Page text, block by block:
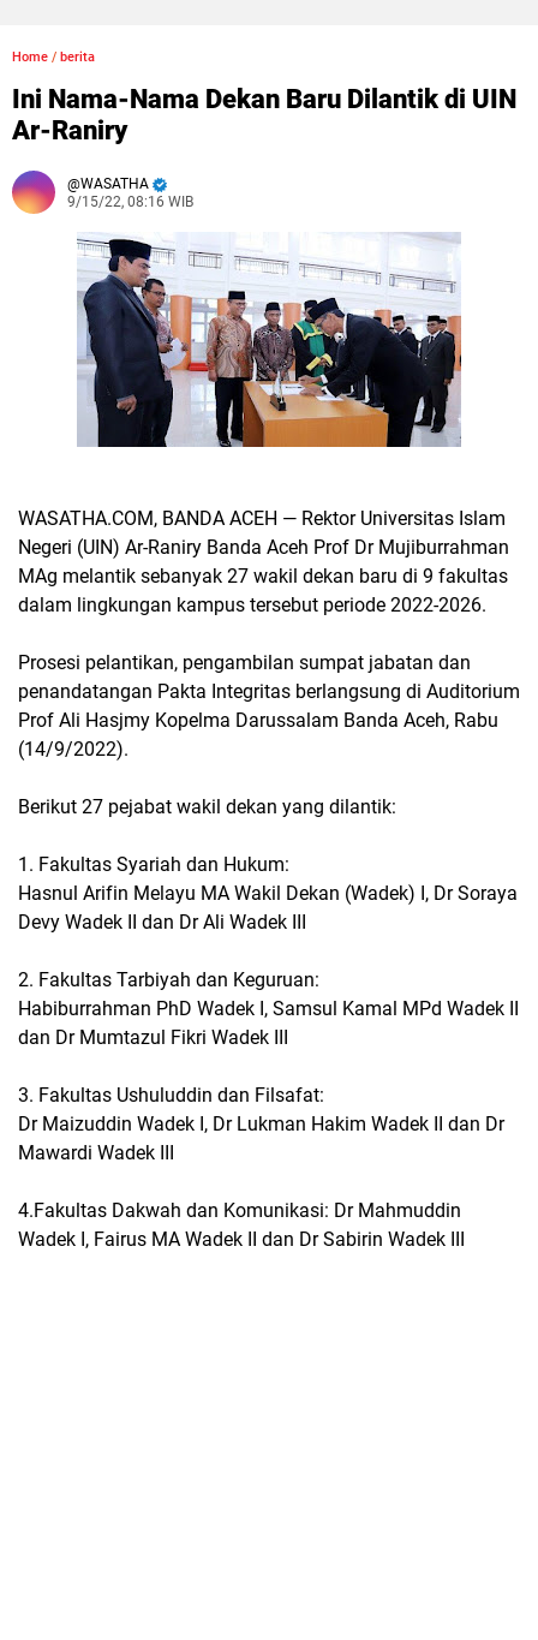
Home / berita
Ini Nama-Nama Dekan Baru Dilantik di UIN
Ar-Raniry
WASATHA
9/15/22, 08:16 WIB
WASATHA.COM, BANDA ACEH — Rektor Universitas Islam
Negeri (UIN) Ar-Raniry Banda Aceh Prof Dr Mujiburrahman
MAg melantik sebanyak 27 wakil dekan baru di 9 fakultas
dalam lingkungan kampus tersebut periode 2022-2026.
Prosesi pelantikan, pengambilan sumpat jabatan dan
penandatangan Pakta Integritas berlangsung di Auditorium
Prof Ali Hasjmy Kopelma Darussalam Banda Aceh, Rabu
(14/9/2022).
Berikut 27 pejabat wakil dekan yang dilantik:
1. Fakultas Syariah dan Hukum:
Hasnul Arifin Melayu MA Wakil Dekan (Wadek) I, Dr Soraya
Devy Wadek II dan Dr Ali Wadek III
2. Fakultas Tarbiyah dan Keguruan:
Habiburrahman PhD Wadek I, Samsul Kamal MPd Wadek II
dan Dr Mumtazul Fikri Wadek III
3. Fakultas Ushuluddin dan Filsafat:
Dr Maizuddin Wadek I, Dr Lukman Hakim Wadek II dan Dr
Mawardi Wadek III
4.Fakultas Dakwah dan Komunikasi: Dr Mahmuddin
Wadek I, Fairus MA Wadek II dan Dr Sabirin Wadek III